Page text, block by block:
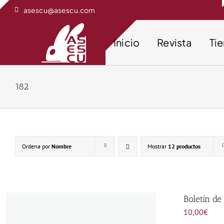
Saltar
asescu@asescu.com
Inicio Revista
182
Ordena por Nombre Mostrar 12 productos
Boletín
10,00€